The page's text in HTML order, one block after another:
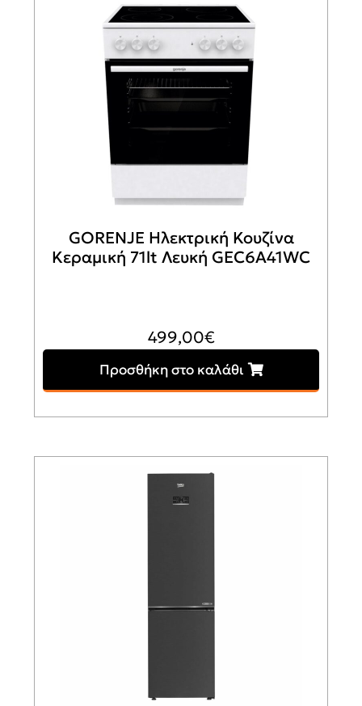
GORENJE Ηλεκτρική Κουζίνα
Κεραμική 71lt Λευκή GEC6A41WC
499,00€
Προσθήκη στο καλάθι